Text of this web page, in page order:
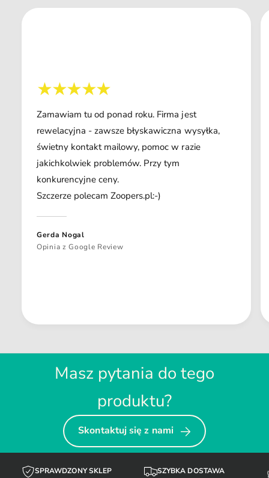
Zamawiam tu od ponad roku. Firma jest
rewelacyjna - zawsze błyskawiczna wysyłka,
świetny kontakt mailowy, pomoc w razie
jakichkolwiek problemów. Przy tym
konkurencyjne ceny.
Szczerze polecam Zoopers.pl:-)
Gerda Nogal
Opinia z Google Review
Masz pytania do tego
produktu?
Skontaktuj się z nami
SPRAWDZONY SKLEP
SZYBKA DOSTAWA